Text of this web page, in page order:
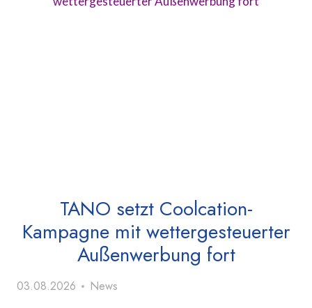
TANO setzt Coolcation-
Kampagne mit wettergesteuerter
Außenwerbung fort
03.08.2026 News